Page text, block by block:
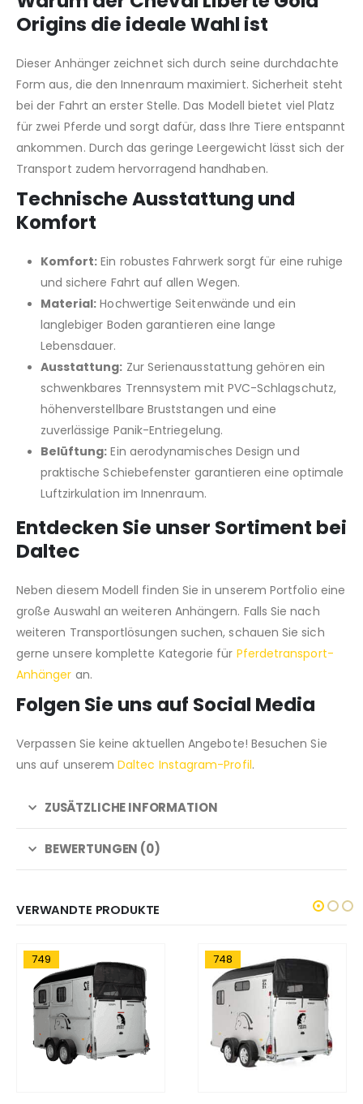
Origins die ideale Wahl ist
Dieser Anhänger zeichnet sich durch seine durchdachte
Form aus, die den Innenraum maximiert. Sicherheit steht
bei der Fahrt an erster Stelle. Das Modell bietet viel Platz
für zwei Pferde und sorgt dafür, dass Ihre Tiere entspannt
ankommen. Durch das geringe Leergewicht lässt sich der
Transport zudem hervorragend handhaben.
Technische Ausstattung und
Komfort
Komfort: Ein robustes Fahrwerk sorgt für eine ruhige
und sichere Fahrt auf allen Wegen.
Material: Hochwertige Seitenwände und ein
langlebiger Boden garantieren eine lange
Lebensdauer.
Ausstattung: Zur Serienausstattung gehören ein
schwenkbares Trennsystem mit PVC-Schlagschutz,
höhenverstellbare Bruststangen und eine
zuverlässige Panik-Entriegelung.
Belüftung: Ein aerodynamisches Design und
praktische Schiebefenster garantieren eine optimale
Luftzirkulation im Innenraum.
Entdecken Sie unser Sortiment bei
Daltec
Neben diesem Modell finden Sie in unserem Portfolio eine
große Auswahl an weiteren Anhängern. Falls Sie nach
weiteren Transportlösungen suchen, schauen Sie sich
gerne unsere komplette Kategorie für Pferdetransport-
Anhänger an.
Folgen Sie uns auf Social Media
Verpassen Sie keine aktuellen Angebote! Besuchen Sie
uns auf unseremDaltec Instagram-Profil.
ZUSÄTZLICHE INFORMATION
BEWERTUNGEN (0)
VERWANDTE PRODUKTE
749 748